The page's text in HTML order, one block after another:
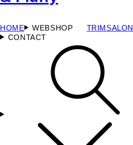
HOME WEBSHOP TRIMSALON
CONTACT